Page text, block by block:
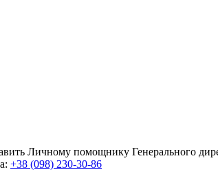
Личному помощнику Генерального
+38 (098) 230-30-86